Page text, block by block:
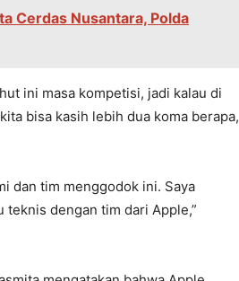
Cerdas Nusantara, Polda
ini masa kompetisi, jadi kalau di
bisa kasih lebih dua koma berapa,
dan tim menggodok ini. Saya
dengan tim dari Apple,”